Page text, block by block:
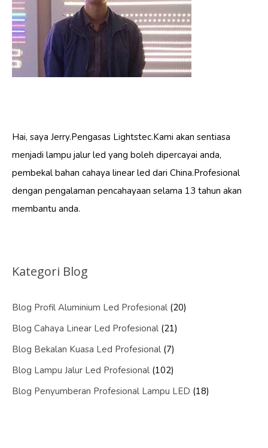
Hai, saya Jerry.Pengasas Lightstec.Kami akan sentiasa
menjadi lampu jalur led yang boleh dipercayai anda,
pembekal bahan cahaya linear led dari China.Profesional
dengan pengalaman pencahayaan selama 13 tahun akan
membantu anda.
Kategori Blog
Blog Profil Aluminium Led Profesional (20)
Blog Cahaya Linear Led Profesional (21)
Blog Bekalan Kuasa Led Profesional (7)
Blog Lampu Jalur Led Profesional (102)
Blog Penyumberan Profesional Lampu LED (18)